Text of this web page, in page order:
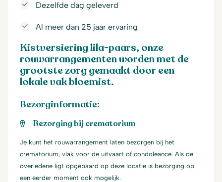
Dezelfde dag geleverd
Al meer dan 25 jaar ervaring
Kistversiering lila-paars, onze
rouwarrangementen worden met de
grootste zorg gemaakt door een
lokale vak bloemist.
Bezorginformatie:
Bezorging bij crematorium
Je kunt het rouwarrangement laten bezorgen bij het
crematorium, vlak voor de uitvaart of condoleance. Als de
overledene ligt opgebaard op deze locatie is bezorging op
een eerder moment ook mogelijk.